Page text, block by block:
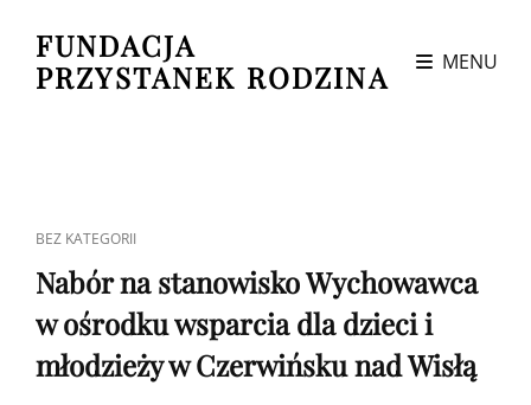
FUNDACJA
PRZYSTANEK RODZINA
MENU
CAT
LINKS
BEZ KATEGORII
Nabór na stanowisko Wychowawca
w ośrodku wsparcia dla dzieci i
młodzieży w Czerwińsku nad Wisłą